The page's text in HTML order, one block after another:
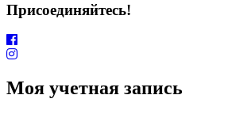
Присоединяйтесь!
Моя учетная запись